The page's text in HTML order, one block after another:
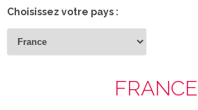
Choisissez votre pays :
FRANCE